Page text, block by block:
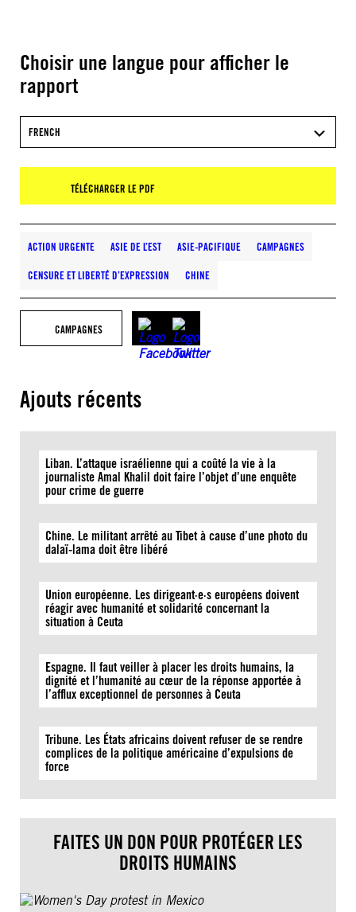
Choisir une langue pour afficher le
rapport
FRENCH
TÉLÉCHARGER LE PDF
ACTION URGENTE ASIE DE L’EST ASIE-PACIFIQUE CAMPAGNES
CENSURE ET LIBERTÉ D’EXPRESSION CHINE
CAMPAGNES
Ajouts récents
Liban. L’attaque israélienne qui a coûté la vie à la
journaliste Amal Khalil doit faire l’objet d’une enquête
pour crime de guerre
Chine. Le militant arrêté au Tibet à cause d’une photo du
dalaï-lama doit être libéré
Union européenne. Les dirigeant·e·s européens doivent
réagir avec humanité et solidarité concernant la
situation à Ceuta
Espagne. Il faut veiller à placer les droits humains, la
dignité et l’humanité au cœur de la réponse apportée à
l’afflux exceptionnel de personnes à Ceuta
Tribune. Les États africains doivent refuser de se rendre
complices de la politique américaine d’expulsions de
force
FAITES UN DON POUR PROTÉGER LES
DROITS HUMAINS